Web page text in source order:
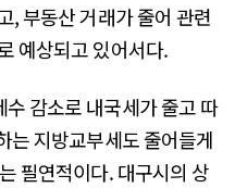
, 부동산 거래가 줄어 관련
예상되고 있어서다.
감소로 내국세가 줄고 따
는 지방교부세도 줄어들게
필연적이다. 대구시의 상